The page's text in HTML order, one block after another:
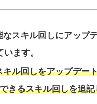
スキル回しにアップ
ます。
ル回しをアップデー
きるスキル回しを追